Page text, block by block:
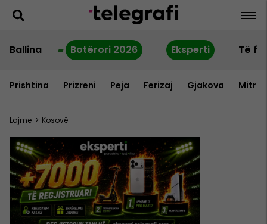
Ballina Botërori 2026 Eksperti Të
Prishtina Prizreni Peja Ferizaj Gjakova
Lajme > Kosovë